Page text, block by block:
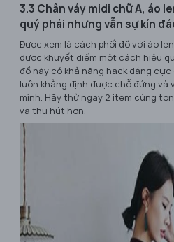
3.3 Chân váy midi chữ A, áo
quý phái nhưng vẫn sự kín
Được xem là cách phối đồ với áo
được khuyết điểm một cách hiệu
đồ này có khả năng hack dáng
luôn khẳng định được chỗ đứng và
mình. Hãy thử ngay 2 item cùng
và thu hút hơn.